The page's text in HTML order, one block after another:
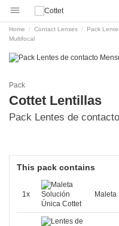
Home Contact Lenses
Pack
Multifocal
Pack
Cottet Lentillas
Pack Lentes de
This pack contains
1x Maleta